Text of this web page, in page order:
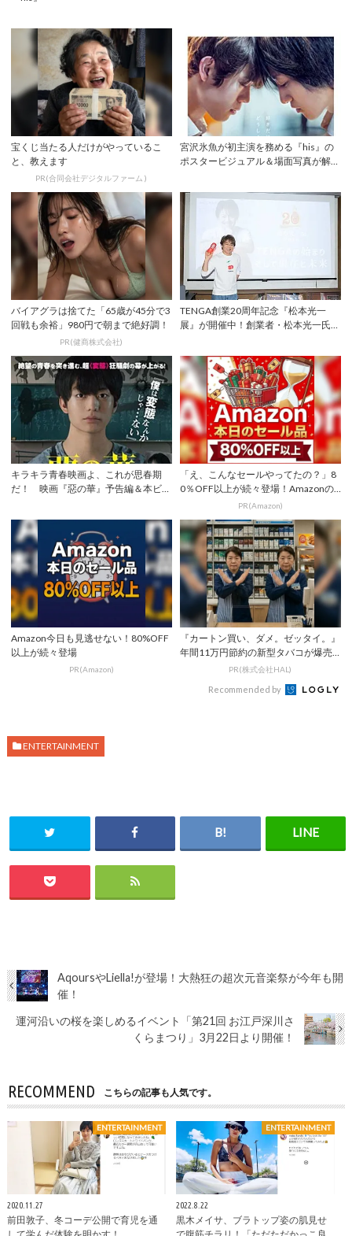
宝くじ当たる人だけがやっているこ
と、教えます
PR(合同会社デジタルファーム )
宮沢氷魚が初主演を務める『his』の
ポスタービジュアル＆場面写真が解
バイアグラは捨てた「65歳が45分で3
回戦も余裕」980円で朝まで絶好調！
PR(健商株式会社)
TENGA創業20周年記念『松本光一
展』が開催中！創業者・松本光一氏が
キラキラ青春映画よ、これが思春期
だ！ 映画『惡の華』予告編＆本ビジ
「え、こんなセールやってたの？」8
0％OFF以上が続々登場！Amazonの
PR(Amazon)
Amazon今日も見逃せない！80%OFF
以上が続々登場
PR(Amazon)
『カートン買い、ダメ。ゼッタイ。』
年間11万円節約の新型タバコが爆売
PR(株式会社HAL)
Recommended by
ENTERTAINMENT
AqoursやLiella!が登場！大熱狂の超次元音楽祭が今年も開
催！
運河沿いの桜を楽しめるイベント「第21回 お江戸深川さ
くらまつり」3月22日より開催！
RECOMMEND こちらの記事も人気です。
ENTERTAINMENT
2020.11.27
前田敦子、冬コーデ公開で育児を通
ENTERTAINMENT
2022.8.22
黒木メイサ、ブラトップ姿の肌見せ